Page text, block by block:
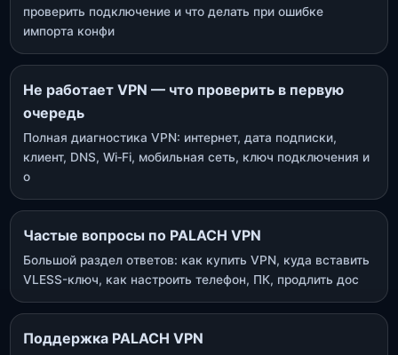
проверить подключение и что делать при ошибке
импорта конфи
Не работает VPN — что проверить в первую
очередь
Полная диагностика VPN: интернет, дата подписки,
клиент, DNS, Wi‑Fi, мобильная сеть, ключ подключения и
о
Частые вопросы по PALACH VPN
Большой раздел ответов: как купить VPN, куда вставить
VLESS-ключ, как настроить телефон, ПК, продлить дос
Поддержка PALACH VPN